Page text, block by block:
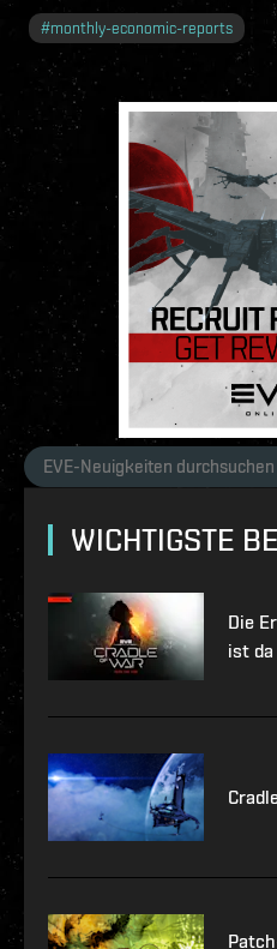
#monthly-economic-reports
WICHTIGSTE
Die
ist da